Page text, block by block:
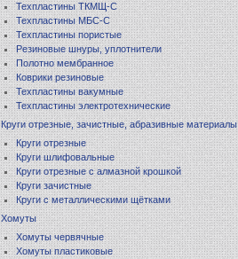
Техпластины ТКМЩ-С
Техпластины МБС-С
Техпластины пористые
Резиновые шнуры, уплотнители
Полотно мембранное
Коврики резиновые
Техпластины вакумные
Техпластины электротехнические
Круги отрезные, зачистные, абразивные материалы
Круги отрезные
Круги шлифовальные
Круги отрезные с алмазной крошкой
Круги зачистные
Круги с металлическими щётками
Хомуты
Хомуты червячные
Хомуты пластиковые